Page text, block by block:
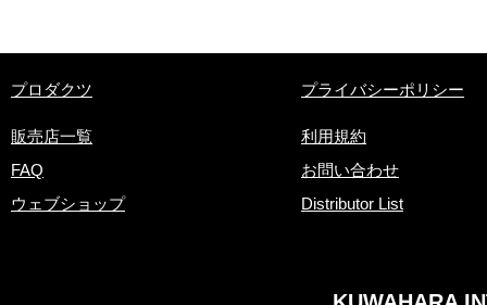
​プロダクツ
販売店一覧
FAQ
ウェブショップ
プライバシーポリシー
利用規約
お問い合わせ
Distributor List